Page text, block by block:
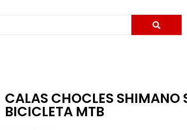
CALAS CHOCLES SHIMANO
BICICLETA MTB